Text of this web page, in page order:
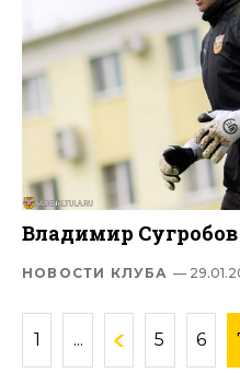
Владимир Сугробов
НОВОСТИ КЛУБА —
1 ... 5 6